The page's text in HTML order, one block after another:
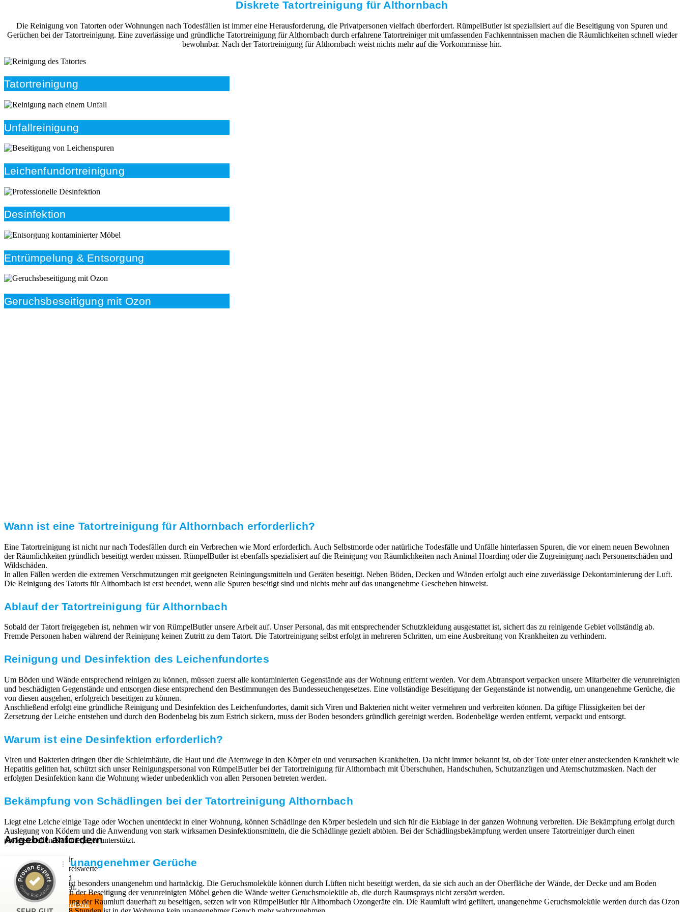
Diskrete Tatortreinigung für Althornbach
Die Reinigung von Tatorten oder Wohnungen nach Todesfällen ist immer eine Herausforderung, die Privatpersonen vielfach überfordert. RümpelButler ist spezialisiert auf die Beseitigung von Spuren und
Gerüchen bei der Tatortreinigung. Eine zuverlässige und gründliche Tatortreinigung für Althornbach durch erfahrene Tatortreiniger mit umfassenden Fachkenntnissen machen die Räumlichkeiten schnell wieder
bewohnbar. Nach der Tatortreinigung für Althornbach weist nichts mehr auf die Vorkommnisse hin.
Tatortreinigung
Unfallreinigung
Leichenfundortreinigung
Desinfektion
Entrümpelung & Entsorgung
Geruchsbeseitigung mit Ozon
Wann ist eine Tatortreinigung für Althornbach erforderlich?
Eine Tatortreinigung ist nicht nur nach Todesfällen durch ein Verbrechen wie Mord erforderlich. Auch Selbstmorde oder natürliche Todesfälle und Unfälle hinterlassen Spuren, die vor einem neuen Bewohnen
der Räumlichkeiten gründlich beseitigt werden müssen. RümpelButler ist ebenfalls spezialisiert auf die Reinigung von Räumlichkeiten nach Animal Hoarding oder die Zugreinigung nach Personenschäden und
Wildschäden.
In allen Fällen werden die extremen Verschmutzungen mit geeigneten Reiningungsmitteln und Geräten beseitigt. Neben Böden, Decken und Wänden erfolgt auch eine zuverlässige Dekontaminierung der Luft.
Die Reinigung des Tatorts für Althornbach ist erst beendet, wenn alle Spuren beseitigt sind und nichts mehr auf das unangenehme Geschehen hinweist.
Ablauf der Tatortreinigung für Althornbach
Sobald der Tatort freigegeben ist, nehmen wir von RümpelButler unsere Arbeit auf. Unser Personal, das mit entsprechender Schutzkleidung ausgestattet ist, sichert das zu reinigende Gebiet vollständig ab.
Fremde Personen haben während der Reinigung keinen Zutritt zu dem Tatort. Die Tatortreinigung selbst erfolgt in mehreren Schritten, um eine Ausbreitung von Krankheiten zu verhindern.
Reinigung und Desinfektion des Leichenfundortes
Um Böden und Wände entsprechend reinigen zu können, müssen zuerst alle kontaminierten Gegenstände aus der Wohnung entfernt werden. Vor dem Abtransport verpacken unsere Mitarbeiter die verunreinigten
und beschädigten Gegenstände und entsorgen diese entsprechend den Bestimmungen des Bundesseuchengesetzes. Eine vollständige Beseitigung der Gegenstände ist notwendig, um unangenehme Gerüche, die
von diesen ausgehen, erfolgreich beseitigen zu können.
Anschließend erfolgt eine gründliche Reinigung und Desinfektion des Leichenfundortes, damit sich Viren und Bakterien nicht weiter vermehren und verbreiten können. Da giftige Flüssigkeiten bei der
Zersetzung der Leiche entstehen und durch den Bodenbelag bis zum Estrich sickern, muss der Boden besonders gründlich gereinigt werden. Bodenbeläge werden entfernt, verpackt und entsorgt.
Warum ist eine Desinfektion erforderlich?
Viren und Bakterien dringen über die Schleimhäute, die Haut und die Atemwege in den Körper ein und verursachen Krankheiten. Da nicht immer bekannt ist, ob der Tote unter einer ansteckenden Krankheit wie
Hepatitis gelitten hat, schützt sich unser Reinigungspersonal von RümpelButler bei der Tatortreinigung für Althornbach mit Überschuhen, Handschuhen, Schutzanzügen und Atemschutzmasken. Nach der
erfolgten Desinfektion kann die Wohnung wieder unbedenklich von allen Personen betreten werden.
Bekämpfung von Schädlingen bei der Tatortreinigung Althornbach
Liegt eine Leiche einige Tage oder Wochen unentdeckt in einer Wohnung, können Schädlinge den Körper besiedeln und sich für die Eiablage in der ganzen Wohnung verbreiten. Die Bekämpfung erfolgt durch
Auslegung von Ködern und die Anwendung von stark wirksamen Desinfektionsmitteln, die die Schädlinge gezielt abtöten. Bei der Schädlingsbekämpfung werden unsere Tatortreiniger durch einen
professionellen Kammerjäger unterstützt.
Beseitigung unangenehmer Gerüche
Der Leichengeruch ist besonders unangenehm und hartnäckig. Die Geruchsmoleküle können durch Lüften nicht beseitigt werden, da sie sich auch an der Oberfläche der Wände, der Decke und am Boden
festsetzen. Auch nach der Beseitigung der verunreinigten Möbel geben die Wände weiter Geruchsmoleküle ab, die durch Raumsprays nicht zerstört werden.
Um die Verunreinigung der Raumluft dauerhaft zu beseitigen, setzen wir von RümpelButler für Althornbach Ozongeräte ein. Die Raumluft wird gefiltert, unangenehme Geruchsmoleküle werden durch das Ozon
Angebot anfordern
Wir sind Experten für
professionelle und preiswerte
Entrümpelungen und
Haushaltsauflösungen.
Angebot anfordern
Kundenbewertungen und Erfahrungen zu
RümpelButler